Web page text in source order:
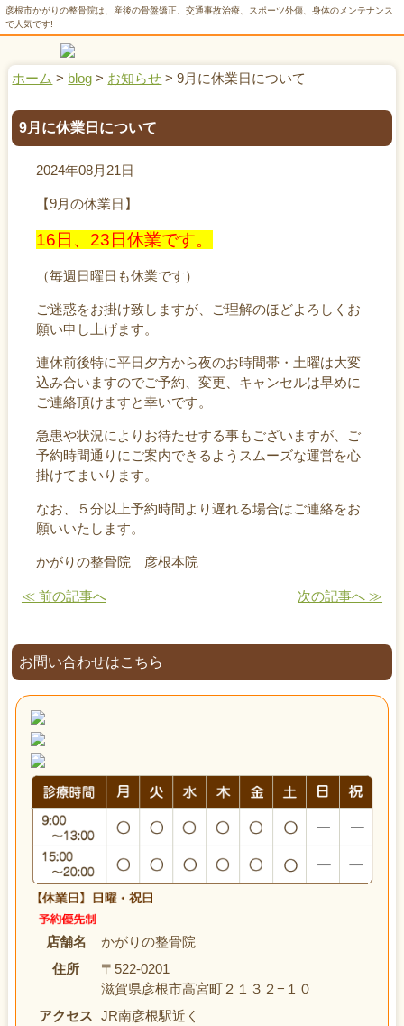
彦根市かがりの整骨院は、産後の骨盤矯正、交通事故治療、スポーツ外傷、身体のメンテナンス
で人気です!
ホーム > blog > お知らせ >9月に休業日について
9月に休業日について
2024年08月21日
【9月の休業日】
16日、23日休業です。
（毎週日曜日も休業です）
ご迷惑をお掛け致しますが、ご理解のほどよろしくお
願い申し上げます。
連休前後特に平日夕方から夜のお時間帯・土曜は大変
込み合いますのでご予約、変更、キャンセルは早めに
ご連絡頂けますと幸いです。
急患や状況によりお待たせする事もございますが、ご
予約時間通りにご案内できるようスムーズな運営を心
掛けてまいります。
なお、５分以上予約時間より遅れる場合はご連絡をお
願いいたします。
かがりの整骨院 彦根本院
≪ 前の記事へ 次の記事へ ≫
お問い合わせはこちら
店舗名
かがりの整骨院
住所
〒522-0201
滋賀県彦根市高宮町２１３２−１０
アクセス
JR南彦根駅近く